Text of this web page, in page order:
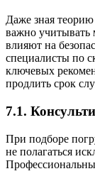
Даже зная
важно учитывать
влияют на
специалисты по
ключевых
продлить срок
7.1.
При подборе
не полагаться